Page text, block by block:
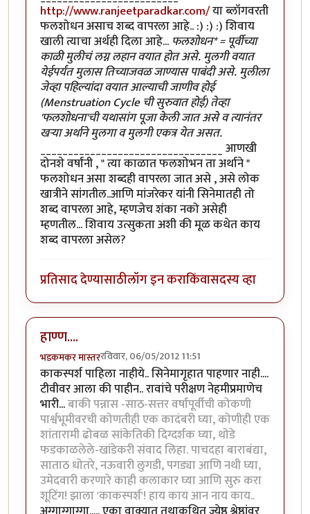
http://www.ranjeetparadkar.com/या ब्लॉगवरती
फलशोधन असाच शब्द वापरला आहे.. :) :) :) शिवाय
खाली त्याचा अर्थही दिला आहे... फलशोधन* = पूर्वीच्या
काळी मुलीचं लग्न लहान वयात होत असे. मुलगी वयात
येईपर्यंत मुलास तिच्याजवळ जाण्यास पाबंदी असे. मुलीला
जेव्हा पहिल्यांदा वयात आल्याची जाणीव होई
(Menstruation Cycle ची सुरुवात होई) तेव्हा
'फलशोधना'ची यथासांग पूजा केली जात असे व त्यानंतर
खऱ्या अर्थाने मुलगा व मुलगी एकत्र येत असत.
_________________________________ आणखी
दोनशे वर्षांनी , " त्या काळात फलशोभन ता अर्थाने "
फलशोधन असा शब्दही वापरला जात असे , असे लोक
खात्रीने सांगतील..आणि मांजरेकर यांनी सिनेमातही तो
शब्द वापरला आहे, म्हणजेच शंका नको असेही
म्हणतील... शिवाय उत्सुकता अशी की मूळ कथेत काय
शब्द वापरला असेल?
प्रतिसाद देण्यासाठीलॉग इन कराकिंवासदस्य व्हा
हाण्ण....
भडकमकर मास्तररविवार, 06/05/2012 11:51
काकस्पर्श पाहिला नाहीये.. सिनेमागृहात पाहणार नाही....
टीवीवर आला की पाहीन.. रावांचे परीक्षण नेहमीप्रमाणेच
भारी...बाकी पन्नास -साठ-सत्तर वर्षांपूर्वीची कोकणी
पार्श्वभूमीवरची कोणतीही एक कादंबरी घ्या, कोणीही एक
शांतारामी ढोबळ सांकेतिकी दिग्दर्शक घ्या, थोडे
फडकाळलेले-खांडेकरी संवाद लिहा. पाचदहा बाराबंद्या,
साताठ धोतरे, नऊवारी लुगडी, पगड्या आणि नथी घ्या,
उमेदवारी करणारे काही कलाकार घ्या आणि सुरु करा
शूटिंग! झाला 'काकस्पर्श'! हाय काय आन नाय काय..